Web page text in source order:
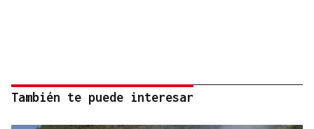
También te puede interesar